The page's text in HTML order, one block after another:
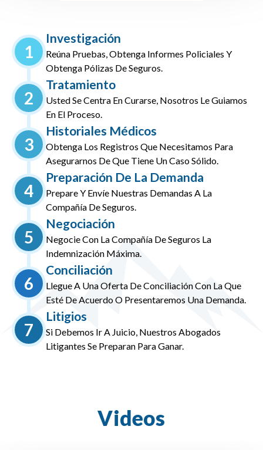
1
Investigación
Reúna Pruebas, Obtenga Informes Policiales Y
Obtenga Pólizas De Seguros.
2
Tratamiento
Usted Se Centra En Curarse, Nosotros Le Guiamos
En El Proceso.
3
Historiales Médicos
Obtenga Los Registros Que Necesitamos Para
Asegurarnos De Que Tiene Un Caso Sólido.
4
Preparación De La Demanda
Prepare Y Envíe Nuestras Demandas A La
Compañía De Seguros.
5
Negociación
Negocie Con La Compañía De Seguros La
Indemnización Máxima.
6
Conciliación
Llegue A Una Oferta De Conciliación Con La Que
Esté De Acuerdo O Presentaremos Una Demanda.
7
Litigios
Si Debemos Ir A Juicio, Nuestros Abogados
Litigantes Se Preparan Para Ganar.
Videos